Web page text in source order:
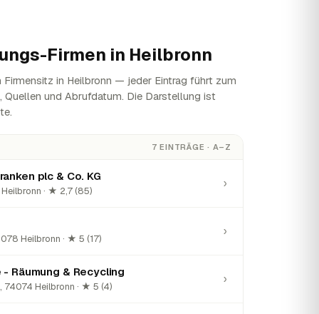
Firmen in Heilbronn
in Heilbronn — jeder Eintrag führt zum
Quellen und Abrufdatum. Die Darstellung ist
7 EINTRÄGE · A–Z
plc & Co. KG
· ★ 2,7 (85)
›
Heilbronn · ★ 5 (17)
›
- Räumung & Recycling
Heilbronn · ★ 5 (4)
›